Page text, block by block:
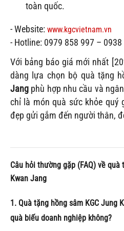
toàn quốc.
- Website: www.kgcvietnam.vn
- Hotline: 0979 858 997 –
Với bảng báo giá mới nhất
dàng lựa chọn bộ quà tặng
Jang phù hợp nhu cầu và
chỉ là món quà sức khỏe quý
đẹp gửi gắm đến người thân,
Câu hỏi thường gặp (FAQ) về quà
Kwan Jang
1. Quà tặng hồng sâm KGC Jung
quà biếu doanh nghiệp không?